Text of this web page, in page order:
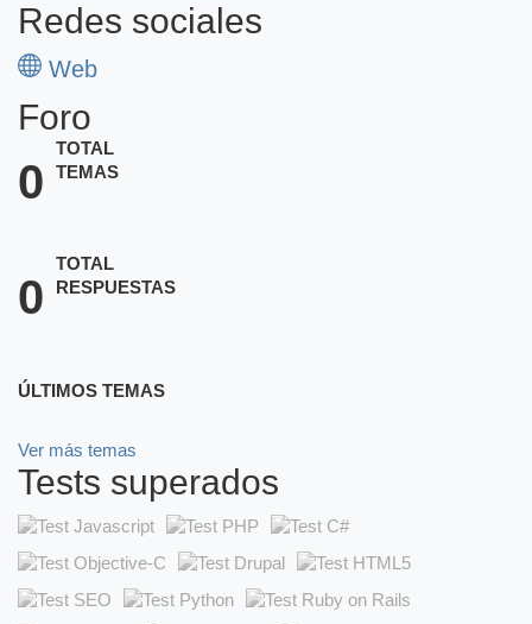
Redes sociales
Web
Foro
0
TOTAL
TEMAS
0
TOTAL
RESPUESTAS
ÚLTIMOS TEMAS
Ver más temas
Tests superados